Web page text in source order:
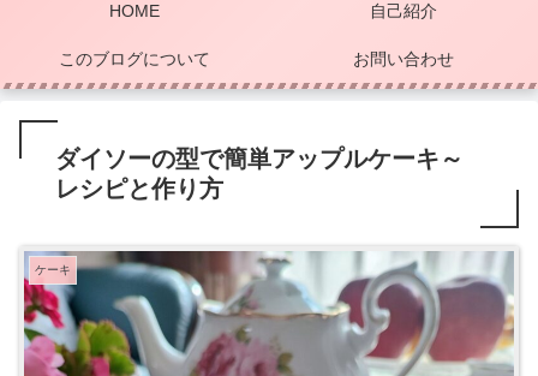
HOME 自己紹介
このブログについて お問い合わせ
ダイソーの型で簡単アップルケーキ～
レシピと作り方
ケーキ